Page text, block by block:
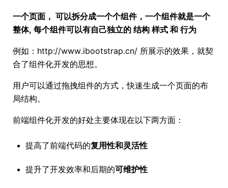
一个页面， 可以拆分成一个个组件，一个组件就是一个
整体, 每个组件可以有自己独立的 结构 样式 和 行为
例如：http://www.ibootstrap.cn/ 所展示的效果，就契
合了组件化开发的思想。
用户可以通过拖拽组件的方式，快速生成一个页面的布
局结构。
前端组件化开发的好处主要体现在以下两方面：
提高了前端代码的复用性和灵活性
提升了开发效率和后期的可维护性